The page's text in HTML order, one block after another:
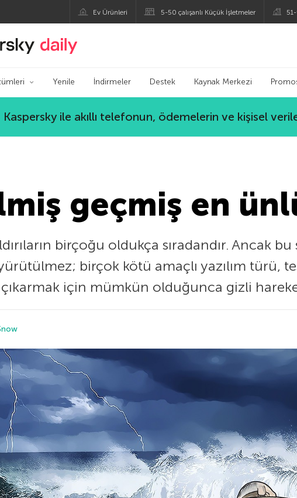
Ev Ürünleri 5-50 çalışanlı Küçük İşletmeler
Kaspersky Resmi Blogu
Yenile İndirmeler Destek Kaynak Merkezi
Kaspersky ile akıllı telefonun, ödemelerin ve kişisel
geçmiş en
birçoğu oldukça sıradandır. Ancak
birçok kötü amaçlı yazılım türü,
için mümkün olduğunca gizli